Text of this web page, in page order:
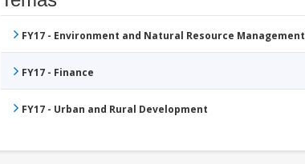
FY17 - Environment and Natural Resource Management
FY17 - Finance
FY17 - Urban and Rural Development